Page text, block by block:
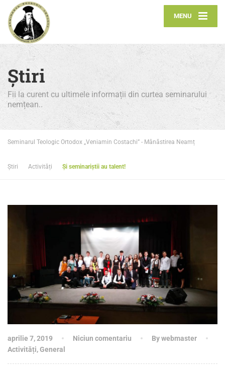
MENU
Știri
Fii la curent cu ultimele informații din curtea seminarului
nemțean..
Seminarul Teologic Ortodox „Veniamin Costachi” - Mânăstirea Neamț
Știri Activități Și seminariștii au talent!
aprilie 7, 2019 Niciun comentariu
By webmaster
Activități,General